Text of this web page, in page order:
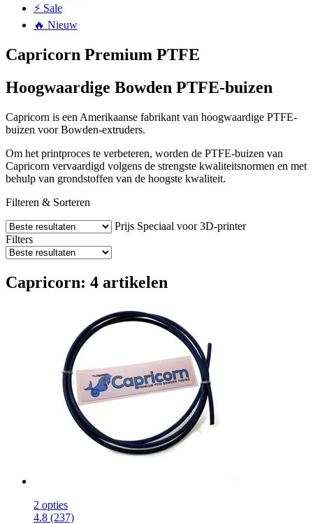
⚡ Sale
🔥 Nieuw
Capricorn Premium PTFE
Hoogwaardige Bowden PTFE-buizen
Capricorn is een Amerikaanse fabrikant van hoogwaardige PTFE-
buizen voor Bowden-extruders.
Om het printproces te verbeteren, worden de PTFE-buizen van
Capricorn vervaardigd volgens de strengste kwaliteitsnormen en met
behulp van grondstoffen van de hoogste kwaliteit.
Filteren & Sorteren
Prijs Speciaal voor 3D-printer
Filters
Capricorn: 4 artikelen
2 opties
4.8 (237)